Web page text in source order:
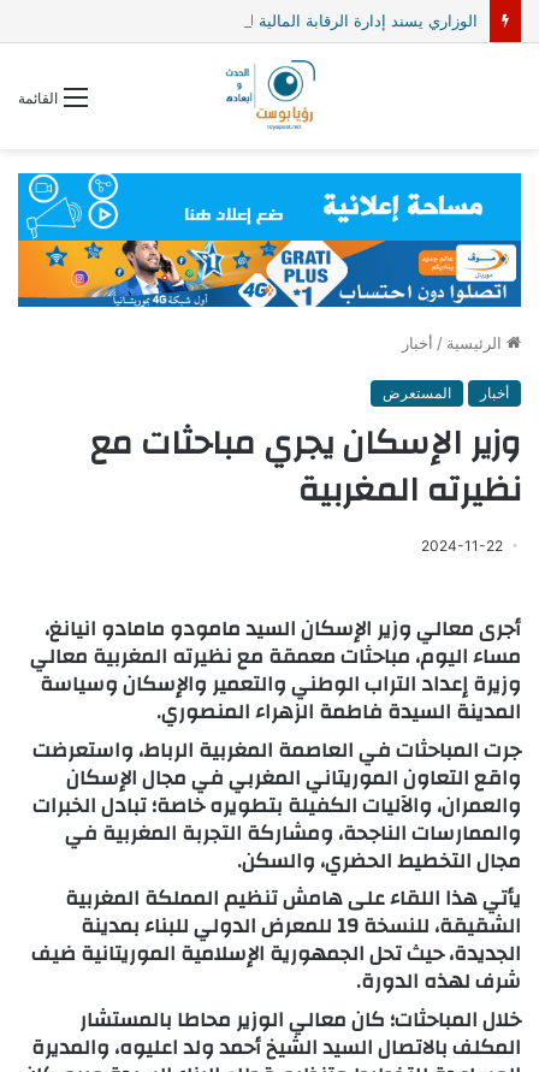
الوزاري يسند إدارة الرقابة المالية للخبير محمد يسلم الفيلالي
القائمة
الرئيسية / أخبار
أخبار المستعرض
وزير الإسكان يجري مباحثات مع
نظيرته المغربية
2024-11-22
أجرى معالي وزير الإسكان السيد مامودو مامادو انيانغ،
مساء اليوم، مباحثات معمقة مع نظيرته المغربية معالي
وزيرة إعداد التراب الوطني والتعمير والإسكان وسياسة
المدينة السيدة فاطمة الزهراء المنصوري.
جرت المباحثات في العاصمة المغربية الرباط، واستعرضت
واقع التعاون الموريتاني المغربي في مجال الإسكان
والعمران، والآليات الكفيلة بتطويره خاصة؛ تبادل الخبرات
والممارسات الناجحة، ومشاركة التجربة المغربية في
مجال التخطيط الحضري، والسكن.
يأتي هذا اللقاء على هامش تنظيم المملكة المغربية
الشقيقة، للنسخة 19 للمعرض الدولي للبناء بمدينة
الجديدة، حيث تحل الجمهورية الإسلامية الموريتانية ضيف
شرف لهذه الدورة.
خلال المباحثات؛ كان معالي الوزير محاطا بالمستشار
المكلف بالاتصال السيد الشيخ أحمد ولد اعليوه، والمديرة